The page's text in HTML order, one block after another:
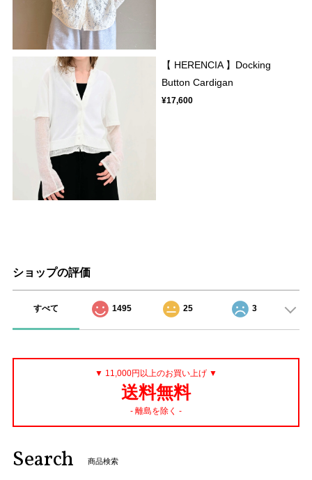
【 HERENCIA 】Docking
Button Cardigan
¥17,600
ショップの評価
すべて 1495 25 3
▼ 11,000円以上のお買い上げ ▼
送料無料
- 離島を除く -
Search 商品検索